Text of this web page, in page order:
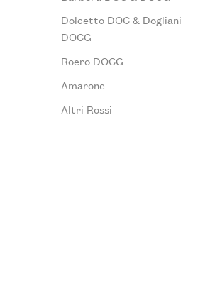
Dolcetto DOC & Dogliani
DOCG
Roero DOCG
Amarone
Altri Rossi